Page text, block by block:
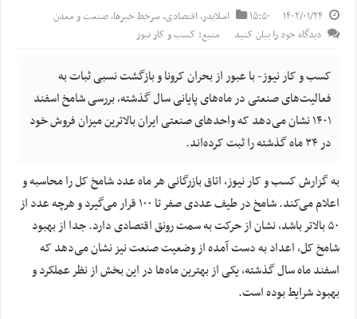
۱۴۰۲/۰۱/۲۴ ۱۵:۵۰ اسلایدر,اقتصادی,سرخط خبرها,صنعت و معدن
دیدگاه خود را بیان کنید
منبع: کسب و کار نیوز
کسب و کار نیوز- با عبور از بحران کرونا و بازگشت نسبی ثبات به
فعالیت‌های صنعتی در ماه‌های پایانی سال گذشته، بررسی شامخ اسفند
۱۴۰۱ نشان می‌دهد که واحدهای صنعتی ایران بالاترین میزان فروش خود
در ۳۴ ماه گذشته را ثبت کرده‌اند.
به گزارش کسب و کار نیوز، اتاق بازرگانی هر ماه عدد شامخ کل را محاسبه و
اعلام می‌کند. شامخ در طیف عددی صفر تا ۱۰۰ قرار می‌گیرد و هرچه عدد از
۵۰ بالاتر باشد، نشان از حرکت به سمت رونق اقتصادی دارد. جدا از بهبود
شامخ کل، اعداد به دست آمده از وضعیت صنعت نیز نشان می‌دهد که
اسفند ماه سال گذشته، یکی از بهترین ماه‌ها در این بخش از نظر عملکرد و
بهبود شرایط بوده است.